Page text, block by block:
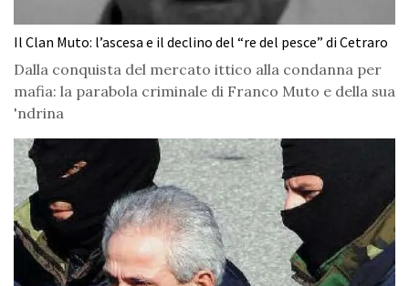
Il Clan Muto: l’ascesa e il declino del “re del pesce” di Cetraro
Dalla conquista del mercato ittico alla condanna per
mafia: la parabola criminale di Franco Muto e della sua
'ndrina